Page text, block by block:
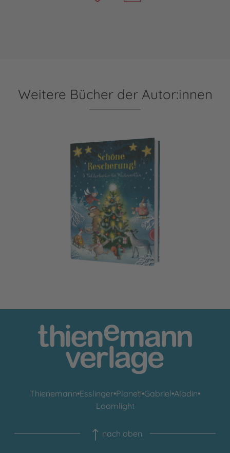
Weitere Bücher der Autor:innen
Schöne Bescherung!
Thienemann•Esslinger•Planet!•Gabriel•Aladin•
Loomlight
nach oben